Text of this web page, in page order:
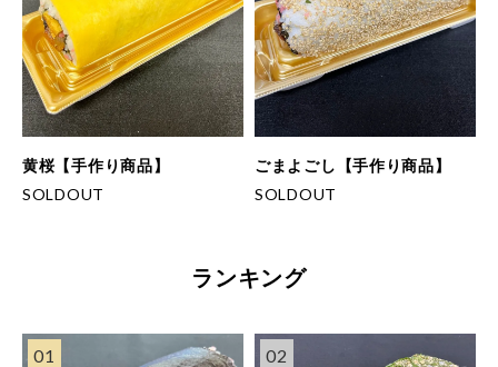
黄桜【手作り商品】
SOLDOUT
ごまよごし【手作り商品】
SOLDOUT
ランキング
01 02